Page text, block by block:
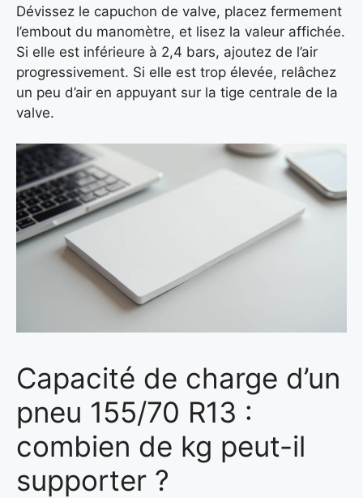
Dévissez le capuchon de valve, placez fermement
l’embout du manomètre, et lisez la valeur affichée.
Si elle est inférieure à 2,4 bars, ajoutez de l’air
progressivement. Si elle est trop élevée, relâchez
un peu d’air en appuyant sur la tige centrale de la
valve.
Capacité de charge d’un
pneu 155/70 R13 :
combien de kg peut-il
supporter ?